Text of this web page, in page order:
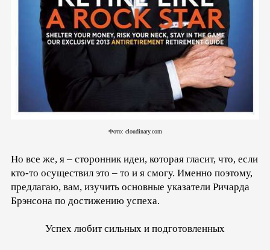
Фото: cloudinary.com
Но все же, я – сторонник идеи, которая гласит, что, если
кто-то осуществил это – то и я смогу. Именно поэтому,
предлагаю, вам, изучить основные указатели Ричарда
Брэнсона по достижению успеха.
Успех любит сильных и подготовленных